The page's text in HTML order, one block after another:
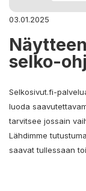
03.01.2025
selko-
Selkosivut.fi-
luoda
tarvitsee jossain
Lähdimme
saavat tullessaan